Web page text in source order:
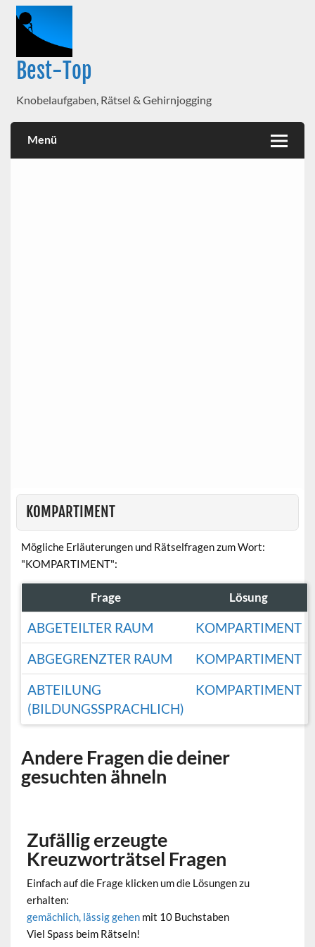
Best-Top
Knobelaufgaben, Rätsel & Gehirnjogging
Menü
KOMPARTIMENT
Mögliche Erläuterungen und Rätselfragen zum Wort:
"KOMPARTIMENT":
Frage Lösung
ABGETEILTER RAUM
KOMPARTIMENT
ABGEGRENZTER RAUM
KOMPARTIMENT
ABTEILUNG
(BILDUNGSSPRACHLICH)
KOMPARTIMENT
Andere Fragen die deiner
gesuchten ähneln
Zufällig erzeugte
Kreuzworträtsel Fragen
Einfach auf die Frage klicken um die Lösungen zu
erhalten:
gemächlich, lässig gehen mit 10 Buchstaben
Viel Spass beim Rätseln!